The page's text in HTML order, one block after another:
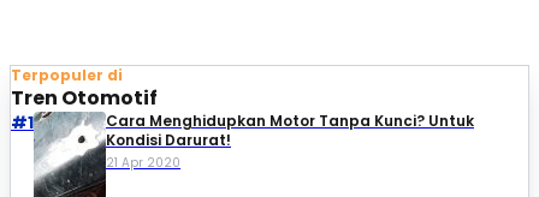
Terpopuler di
Tren Otomotif
#1
Cara Menghidupkan Motor Tanpa Kunci? Untuk
Kondisi Darurat!
21 Apr 2020